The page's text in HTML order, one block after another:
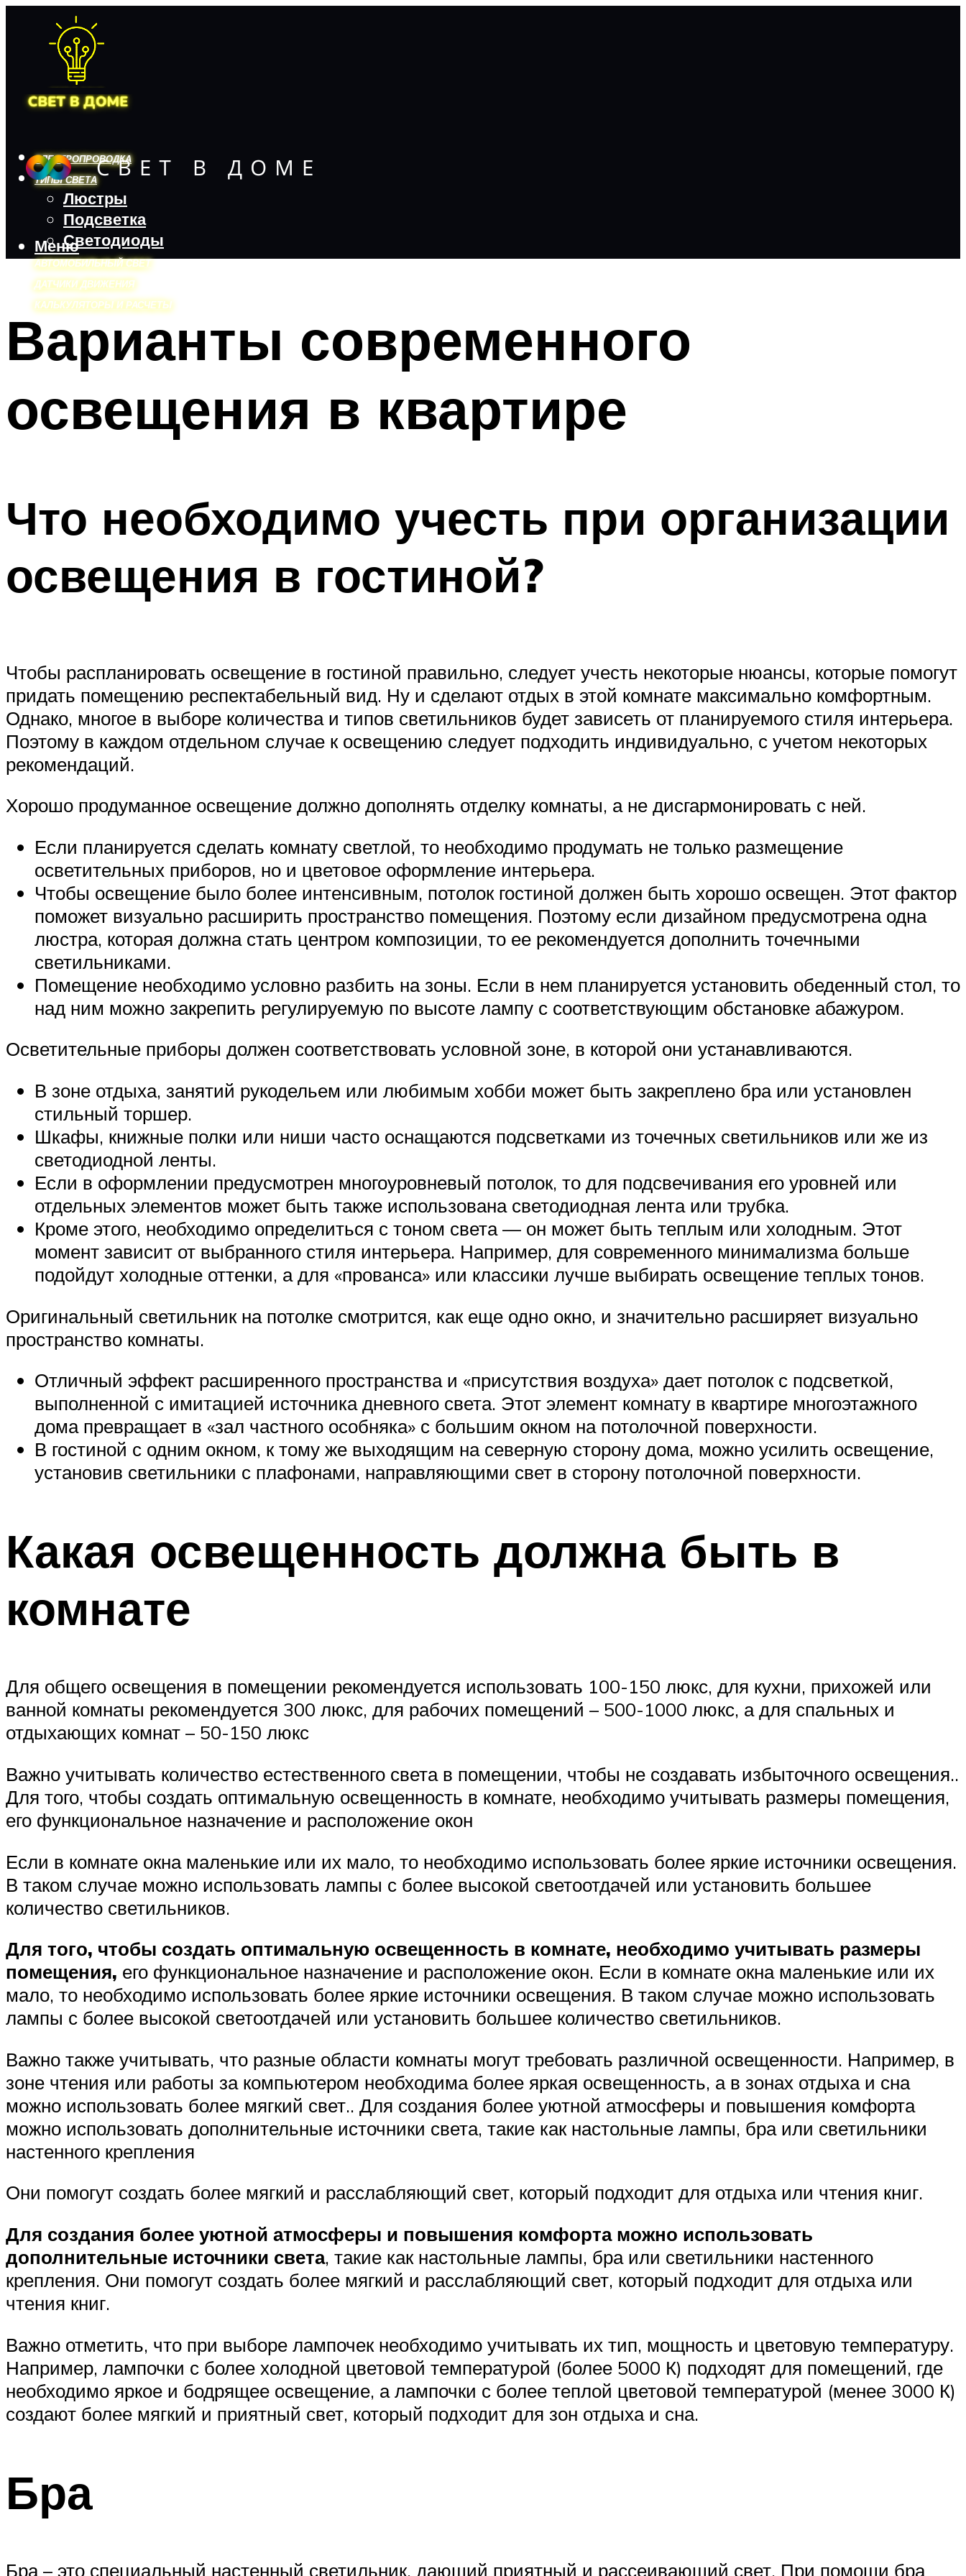
ЭЛЕКТРОПРОВОДКА
ТИПЫ СВЕТА
Люстры
Подсветка
Светодиоды
АВТОМОБИЛЬНЫЙ СВЕТ
ДАТЧИКИ ДВИЖЕНИЯ
КАЛЬКУЛЯТОРЫ И РАСЧЕТЫ
Меню
Меню
Варианты современного
освещения в квартире
Что необходимо учесть при организации
освещения в гостиной?
Чтобы распланировать освещение в гостиной правильно, следует учесть некоторые нюансы, которые помогут
придать помещению респектабельный вид. Ну и сделают отдых в этой комнате максимально комфортным.
Однако, многое в выборе количества и типов светильников будет зависеть от планируемого стиля интерьера.
Поэтому в каждом отдельном случае к освещению следует подходить индивидуально, с учетом некоторых
рекомендаций.
Хорошо продуманное освещение должно дополнять отделку комнаты, а не дисгармонировать с ней.
Если планируется сделать комнату светлой, то необходимо продумать не только размещение
осветительных приборов, но и цветовое оформление интерьера.
Чтобы освещение было более интенсивным, потолок гостиной должен быть хорошо освещен. Этот фактор
поможет визуально расширить пространство помещения. Поэтому если дизайном предусмотрена одна
люстра, которая должна стать центром композиции, то ее рекомендуется дополнить точечными
светильниками.
Помещение необходимо условно разбить на зоны. Если в нем планируется установить обеденный стол, то
над ним можно закрепить регулируемую по высоте лампу с соответствующим обстановке абажуром.
Осветительные приборы должен соответствовать условной зоне, в которой они устанавливаются.
В зоне отдыха, занятий рукодельем или любимым хобби может быть закреплено бра или установлен
стильный торшер.
Шкафы, книжные полки или ниши часто оснащаются подсветками из точечных светильников или же из
светодиодной ленты.
Если в оформлении предусмотрен многоуровневый потолок, то для подсвечивания его уровней или
отдельных элементов может быть также использована светодиодная лента или трубка.
Кроме этого, необходимо определиться с тоном света — он может быть теплым или холодным. Этот
момент зависит от выбранного стиля интерьера. Например, для современного минимализма больше
подойдут холодные оттенки, а для «прованса» или классики лучше выбирать освещение теплых тонов.
Оригинальный светильник на потолке смотрится, как еще одно окно, и значительно расширяет визуально
пространство комнаты.
Отличный эффект расширенного пространства и «присутствия воздуха» дает потолок с подсветкой,
выполненной с имитацией источника дневного света. Этот элемент комнату в квартире многоэтажного
дома превращает в «зал частного особняка» с большим окном на потолочной поверхности.
В гостиной с одним окном, к тому же выходящим на северную сторону дома, можно усилить освещение,
установив светильники с плафонами, направляющими свет в сторону потолочной поверхности.
Какая освещенность должна быть в
комнате
Для общего освещения в помещении рекомендуется использовать 100-150 люкс, для кухни, прихожей или
ванной комнаты рекомендуется 300 люкс, для рабочих помещений – 500-1000 люкс, а для спальных и
отдыхающих комнат – 50-150 люкс
Важно учитывать количество естественного света в помещении, чтобы не создавать избыточного освещения..
Для того, чтобы создать оптимальную освещенность в комнате, необходимо учитывать размеры помещения,
его функциональное назначение и расположение окон
Если в комнате окна маленькие или их мало, то необходимо использовать более яркие источники освещения.
В таком случае можно использовать лампы с более высокой светоотдачей или установить большее
количество светильников.
Для того, чтобы создать оптимальную освещенность в комнате, необходимо учитывать размеры
помещения, его функциональное назначение и расположение окон. Если в комнате окна маленькие или их
мало, то необходимо использовать более яркие источники освещения. В таком случае можно использовать
лампы с более высокой светоотдачей или установить большее количество светильников.
Важно также учитывать, что разные области комнаты могут требовать различной освещенности. Например, в
зоне чтения или работы за компьютером необходима более яркая освещенность, а в зонах отдыха и сна
можно использовать более мягкий свет.. Для создания более уютной атмосферы и повышения комфорта
можно использовать дополнительные источники света, такие как настольные лампы, бра или светильники
настенного крепления
Они помогут создать более мягкий и расслабляющий свет, который подходит для отдыха или чтения книг.
Для создания более уютной атмосферы и повышения комфорта можно использовать
дополнительные источники света, такие как настольные лампы, бра или светильники настенного
крепления. Они помогут создать более мягкий и расслабляющий свет, который подходит для отдыха или
чтения книг.
Важно отметить, что при выборе лампочек необходимо учитывать их тип, мощность и цветовую температуру.
Например, лампочки с более холодной цветовой температурой (более 5000 К) подходят для помещений, где
необходимо яркое и бодрящее освещение, а лампочки с более теплой цветовой температурой (менее 3000 К)
создают более мягкий и приятный свет, который подходит для зон отдыха и сна.
Бра
Бра – это специальный настенный светильник, дающий приятный и рассеивающий свет. При помощи бра